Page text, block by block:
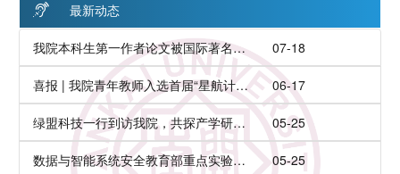
最新动态
我院本科生第一作者论文被国际著名学术会议录用 07-18
喜报 | 我院青年教师入选首届“星航计划”优秀青年学者 06-17
绿盟科技一行到访我院，共探产学研深度融合新路径 05-25
数据与智能系统安全教育部重点实验室2025年度学术委员会会议举行 05-25